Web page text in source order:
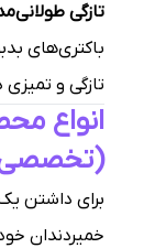
تازگی
باکتری‌های
تازگی و
انواع
(تخصصی
برای داشتن
خمیردندان